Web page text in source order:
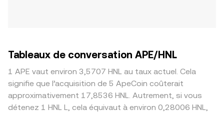
Tableaux de conversation APE/HNL
1 APE vaut environ 3,5707 HNL au taux actuel. Cela
signifie que l’acquisition de 5 ApeCoin coûterait
approximativement 17,8536 HNL. Autrement, si vous
détenez 1 HNL L, cela équivaut à environ 0,28006 HNL,